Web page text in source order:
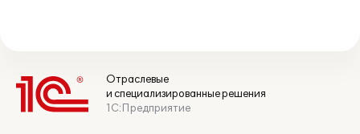
Отраслевые
и специализированные решения
1С:Предприятие